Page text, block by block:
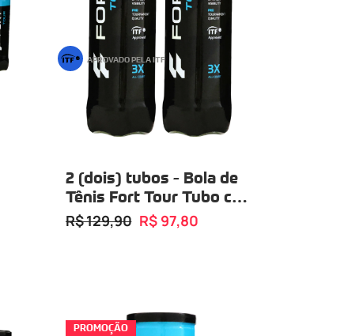
APROVADO PELA ITF
2 (dois) tubos - Bola de
Tênis Fort Tour Tubo com
03 Bolas
R$ 129,90 R$ 97,80
PROMOÇÃO